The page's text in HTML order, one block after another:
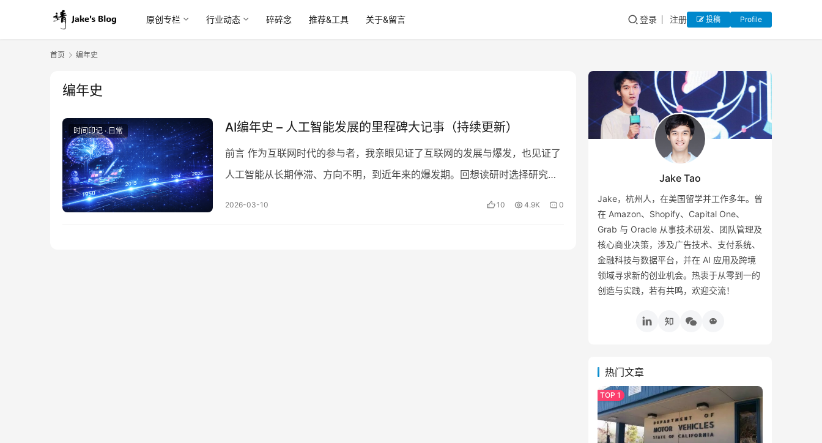
原创专栏 行业动态 碎碎念 推荐&工具 关于&留言 登录 注册 投稿 Profile
首页 编年史
编年史
时间印记 · 日常 AI编年史 – 人工智能发展的里程碑大记事（持续更新）
前言 作为互联网时代的参与者，我亲眼见证了互联网的发展与爆发，也见证了
人工智能从长期停滞、方向不明，到近年来的爆发期。回想读研时选择研究方
2026-03-10 10 4.9K 0
Jake Tao
Jake，杭州人，在美国留学并工作多年。曾
在 Amazon、Shopify、Capital One、
Grab 与 Oracle 从事技术研发、团队管理及
核心商业决策，涉及广告技术、支付系统、
金融科技与数据平台，并在 AI 应用及跨境
领域寻求新的创业机会。热衷于从零到一的
创造与实践，若有共鸣，欢迎交流！
热门文章